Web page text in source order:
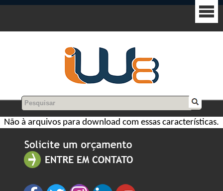
Não à arquivos para download com essas características.